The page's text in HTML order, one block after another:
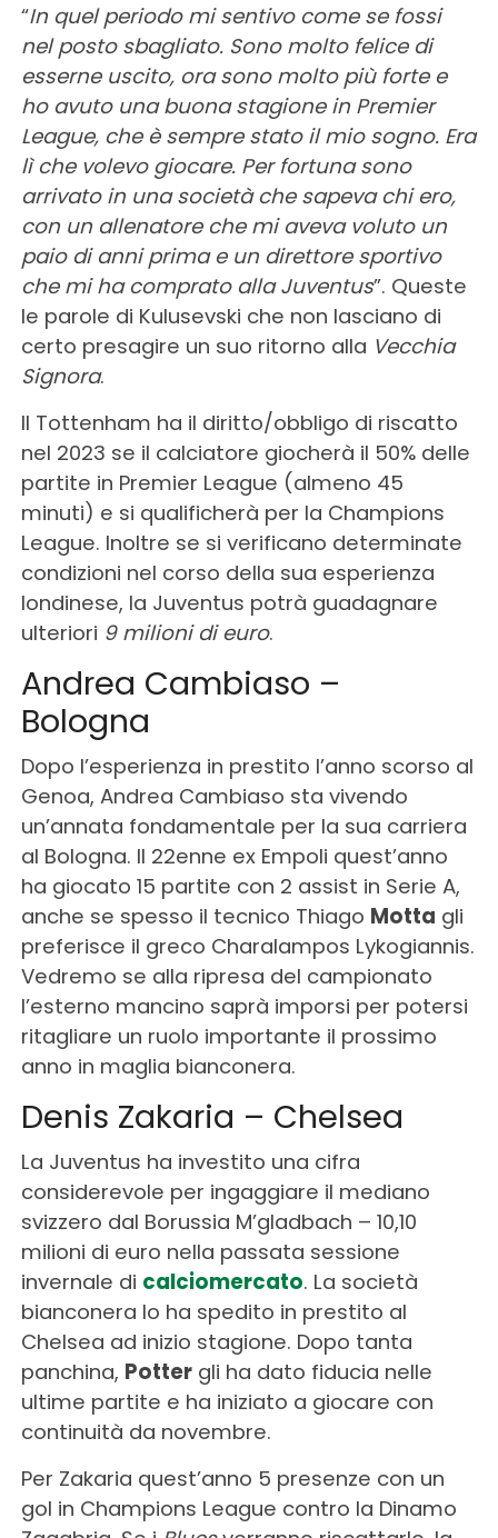
“In quel periodo mi sentivo come se fossi
nel posto sbagliato. Sono molto felice di
esserne uscito, ora sono molto più forte e
ho avuto una buona stagione in Premier
League, che è sempre stato il mio sogno. Era
lì che volevo giocare. Per fortuna sono
arrivato in una società che sapeva chi ero,
con un allenatore che mi aveva voluto un
paio di anni prima e un direttore sportivo
che mi ha comprato alla Juventus”. Queste
le parole di Kulusevski che non lasciano di
certo presagire un suo ritorno alla Vecchia
Signora.
Il Tottenham ha il diritto/obbligo di riscatto
nel 2023 se il calciatore giocherà il 50% delle
partite in Premier League (almeno 45
minuti) e si qualificherà per la Champions
League. Inoltre se si verificano determinate
condizioni nel corso della sua esperienza
londinese, la Juventus potrà guadagnare
ulteriori 9 milioni di euro.
Andrea Cambiaso –
Bologna
Dopo l’esperienza in prestito l’anno scorso al
Genoa, Andrea Cambiaso sta vivendo
un’annata fondamentale per la sua carriera
al Bologna. Il 22enne ex Empoli quest’anno
ha giocato 15 partite con 2 assist in Serie A,
anche se spesso il tecnico Thiago Motta gli
preferisce il greco Charalampos Lykogiannis.
Vedremo se alla ripresa del campionato
l’esterno mancino saprà imporsi per potersi
ritagliare un ruolo importante il prossimo
anno in maglia bianconera.
Denis Zakaria – Chelsea
La Juventus ha investito una cifra
considerevole per ingaggiare il mediano
svizzero dal Borussia M’gladbach – 10,10
milioni di euro nella passata sessione
invernale di calciomercato. La società
bianconera lo ha spedito in prestito al
Chelsea ad inizio stagione. Dopo tanta
panchina, Pottergli ha dato fiducia nelle
ultime partite e ha iniziato a giocare con
continuità da novembre.
Per Zakaria quest’anno 5 presenze con un
gol in Champions League contro la Dinamo